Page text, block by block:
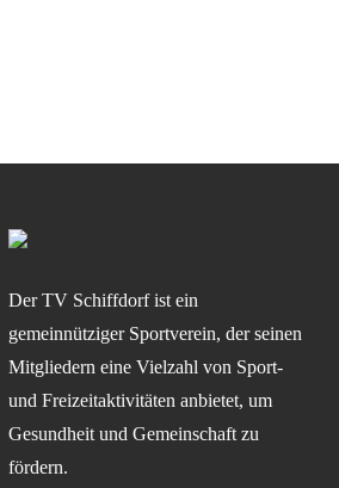
Der TV Schiffdorf ist ein
gemeinnütziger Sportverein, der seinen
Mitgliedern eine Vielzahl von Sport-
und Freizeitaktivitäten anbietet, um
Gesundheit und Gemeinschaft zu
fördern.